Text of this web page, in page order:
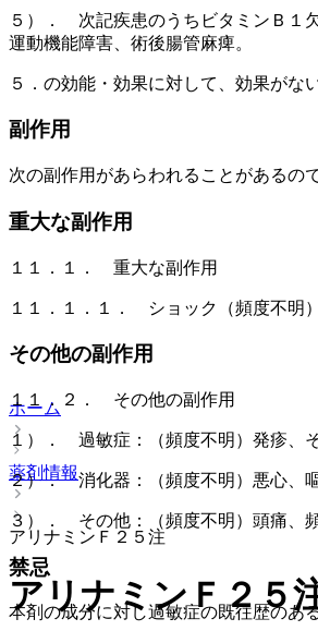
５）． 次記疾患のうちビタミンＢ１
運動機能障害、術後腸管麻痺。
５．の効能・効果に対して、効果がな
副作用
次の副作用があらわれることがあるの
重大な副作用
１１．１． 重大な副作用
１１．１．１． ショック（頻度不明
その他の副作用
１１．２． その他の副作用
１）． 過敏症：（頻度不明）発疹、そ
２）． 消化器：（頻度不明）悪心、
３）． その他：（頻度不明）頭痛、頻
禁忌
本剤の成分に対し過敏症の既往歴のあ
ホーム
薬剤情報
アリナミンＦ２５注
アリナミンＦ２５